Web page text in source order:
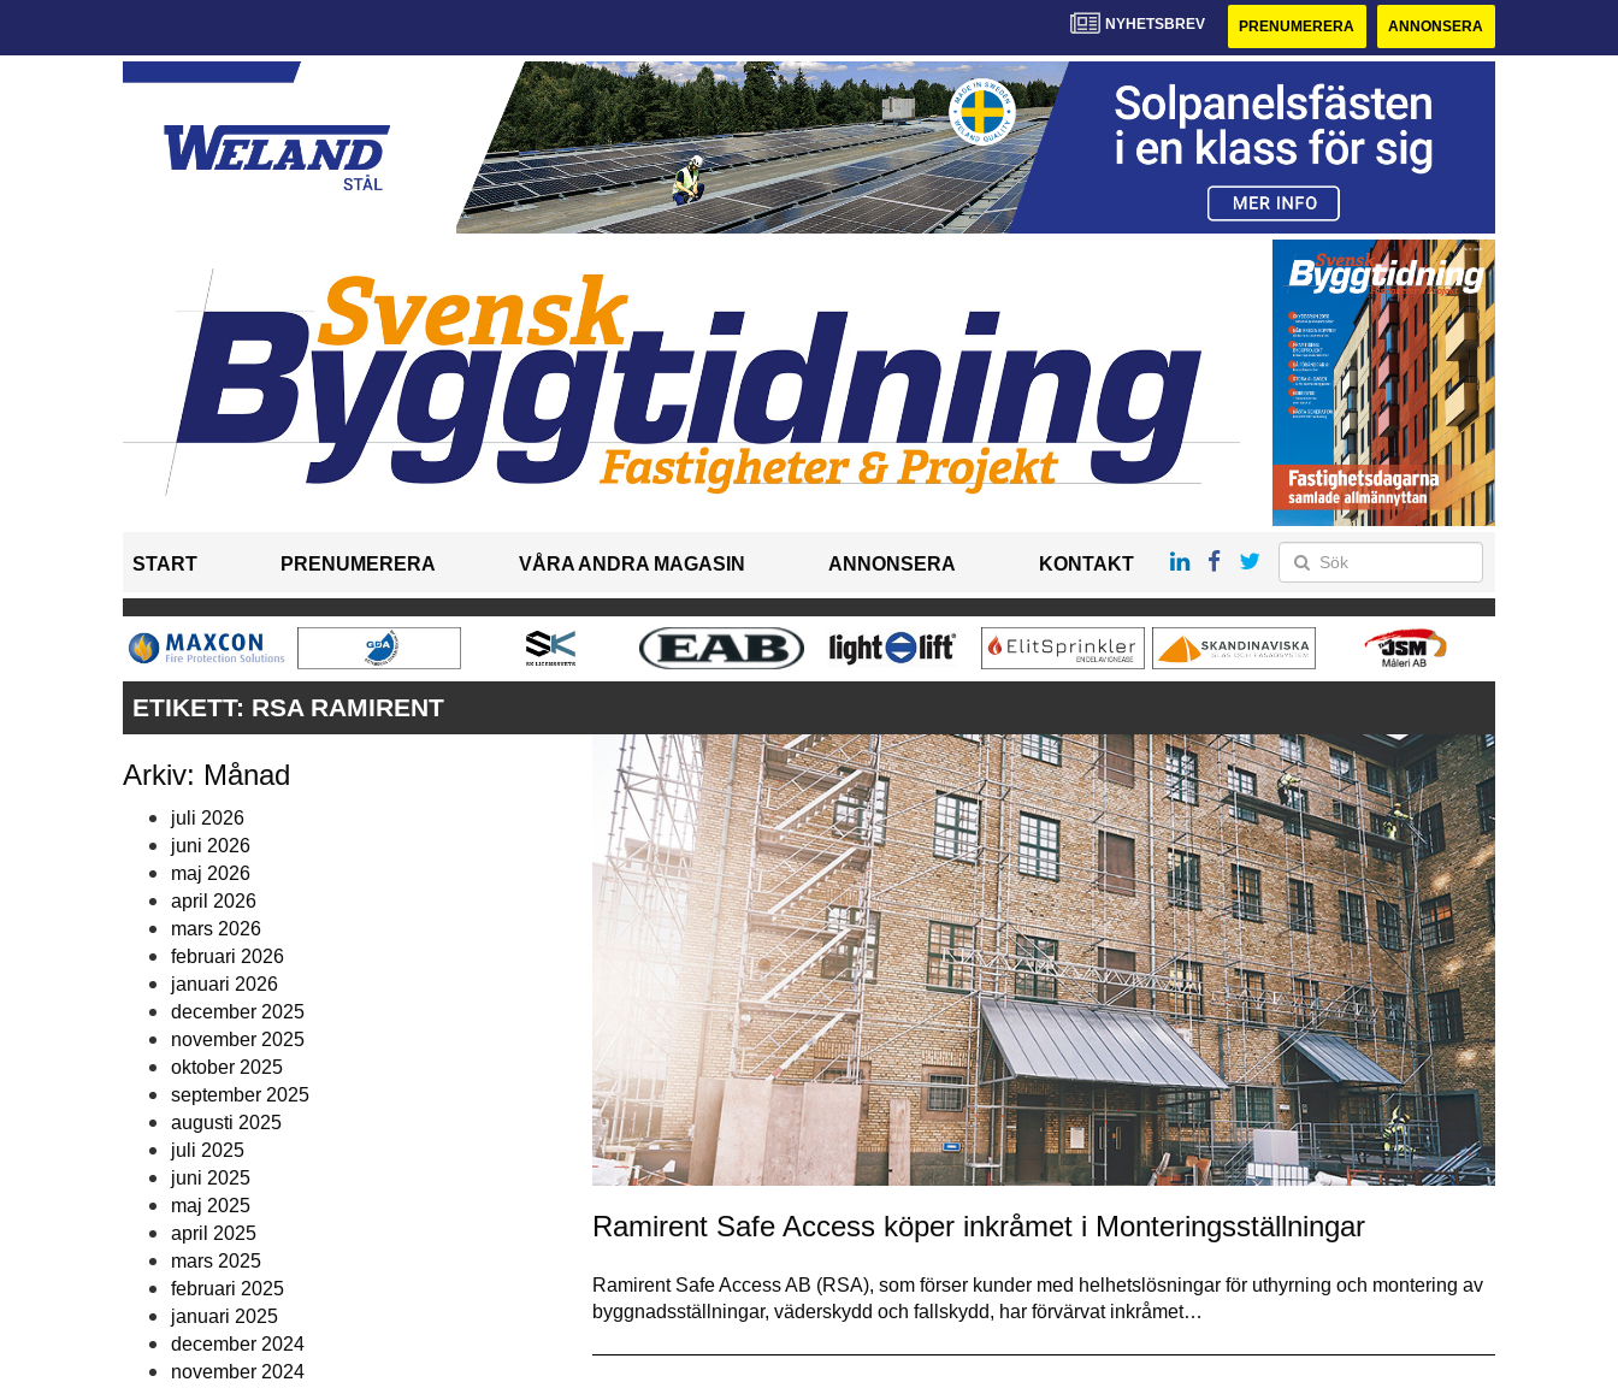
NYHETSBREV PRENUMERERA ANNONSERA
START PRENUMERERA VÅRA ANDRA MAGASIN ANNONSERA KONTAKT
ETIKETT: RSA RAMIRENT
Arkiv: Månad
juli 2026
juni 2026
maj 2026
april 2026
mars 2026
februari 2026
januari 2026
december 2025
november 2025
oktober 2025
september 2025
augusti 2025
juli 2025
juni 2025
maj 2025
april 2025
mars 2025
februari 2025
januari 2025
december 2024
november 2024
Ramirent Safe Access köper inkråmet i Monteringsställningar
Ramirent Safe Access AB (RSA), som förser kunder med helhetslösningar för uthyrning och montering av
byggnadsställningar, väderskydd och fallskydd, har förvärvat inkråmet…